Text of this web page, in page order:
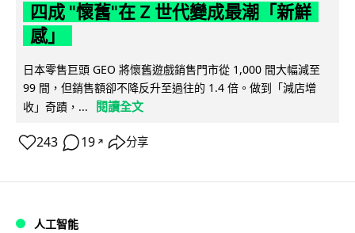
四成 "懷舊"在 Z 世代變成最潮「新鮮
感」
日本零售巨頭 GEO 將懷舊遊戲銷售門市從 1,000 間大幅減至
99 間，但銷售額卻不降反升至過往的 1.4 倍。做到「減店增
收」奇蹟，...
閱讀全文
243 19 ↗ 分享
人工智能